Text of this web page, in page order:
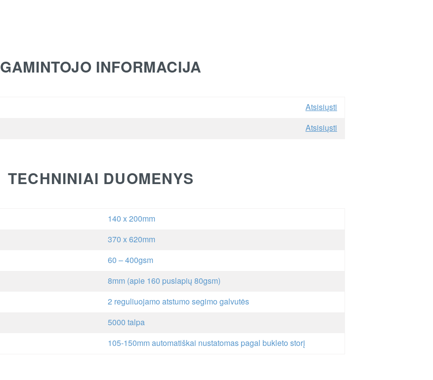
GAMINTOJO INFORMACIJA
Atsisiųsti
Atsisiųsti
TECHNINIAI DUOMENYS
140 x 200mm
370 x 620mm
60 – 400gsm
8mm (apie 160 puslapių 80gsm)
2 reguliuojamo atstumo segimo galvutės
5000 talpa
105-150mm automatiškai nustatomas pagal bukleto storį